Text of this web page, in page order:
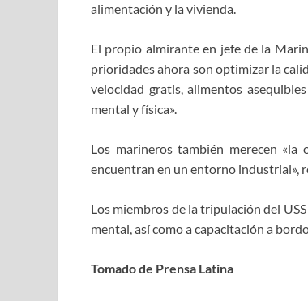
alimentación y la vivienda.
El propio almirante en jefe de la
prioridades ahora son optimizar la
velocidad gratis, alimentos
mental y física».
Los marineros también merecen
encuentran en un entorno industrial»,
Los miembros de la tripulación del
mental, así como a capacitación a
Tomado de Prensa Latina